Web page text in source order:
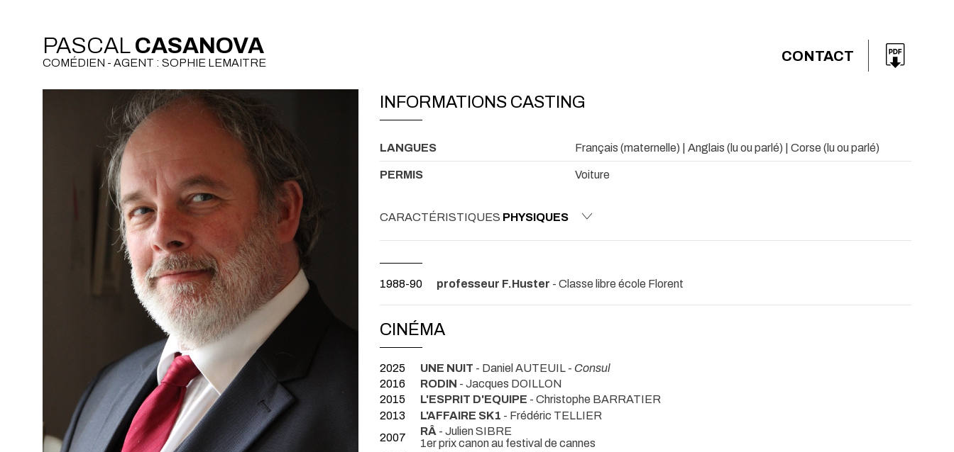
PASCAL CASANOVA
COMÉDIEN - AGENT : SOPHIE LEMAITRE CONTACT
INFORMATIONS CASTING
LANGUES Français (maternelle) | Anglais (lu ou parlé) | Corse (lu ou parlé)
PERMIS Voiture
CARACTÉRISTIQUES PHYSIQUES
1988-90 professeur F.Huster - Classe libre école Florent
CINÉMA
2025 UNE NUIT - Daniel AUTEUIL - Consul
2016
RODIN - Jacques DOILLON
2015
L'ESPRIT D'EQUIPE - Christophe BARRATIER
2013
L'AFFAIRE SK1 - Frédéric TELLIER
2007
RÂ - Julien SIBRE
1er prix canon au festival de cannes